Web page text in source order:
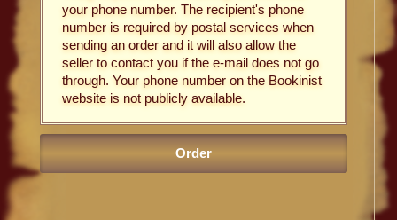
your phone number. The recipient's phone
number is required by postal services when
sending an order and it will also allow the
seller to contact you if the e-mail does not go
through. Your phone number on the Bookinist
website is not publicly available.